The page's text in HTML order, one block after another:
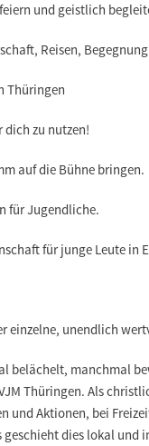
und geistlich
Reisen, Begegnung
Thüringen
dich zu nutzen!
auf die Bühne bringen.
für Jugendliche.
für junge Leute in
einzelne, unendlich
belächelt, manchmal
Thüringen. Als
und Aktionen, bei
dies lokal